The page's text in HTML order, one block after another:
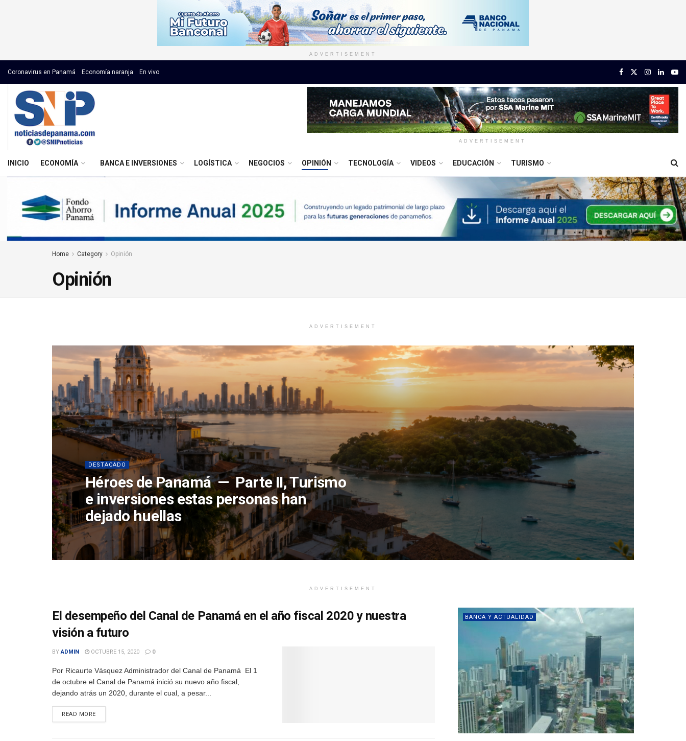
ADVERTISEMENT
Coronavirus en Panamá Economía naranja En vivo
ADVERTISEMENT
INICIO ECONOMÍA BANCA E INVERSIONES LOGÍSTICA NEGOCIOS OPINIÓN TECNOLOGÍA VIDEOS EDUCACIÓN TURISMO
Home Category Opinión
Opinión
ADVERTISEMENT
DESTACADO
Héroes de Panamá — Parte II, Turismo
e inversiones estas personas han
dejado huellas
ADVERTISEMENT
El desempeño del Canal de Panamá en el año fiscal 2020 y nuestra
visión a futuro
BY ADMIN OCTUBRE 15, 2020 0
Por Ricaurte Vásquez Administrador del Canal de Panamá El 1
de octubre el Canal de Panamá inició su nuevo año fiscal,
dejando atrás un 2020, durante el cual, a pesar...
READ MOREDETAILS
BANCA Y ACTUALIDAD